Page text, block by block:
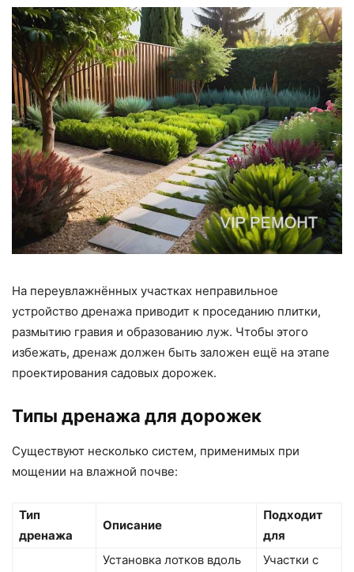
На переувлажнённых участках неправильное
устройство дренажа приводит к проседанию плитки,
размытию гравия и образованию луж. Чтобы этого
избежать, дренаж должен быть заложен ещё на этапе
проектирования садовых дорожек.
Типы дренажа для дорожек
Существуют несколько систем, применимых при
мощении на влажной почве:
Тип
дренажа
Описание
Подходит
для
Установка лотков вдоль
Участки с